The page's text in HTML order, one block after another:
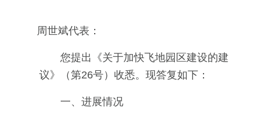
周世斌代表：
您提出《关于加快飞地园区建设的建
议》（第26号）收悉。现答复如下：
一、进展情况